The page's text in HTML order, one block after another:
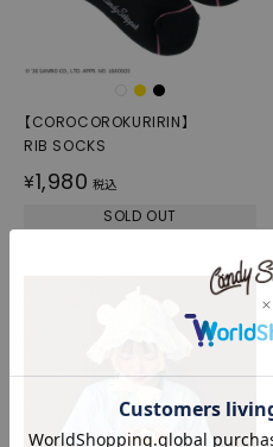
【COROCOROKURIRIN】
RIB SOCKS
¥1,980 税込
SOLD OUT